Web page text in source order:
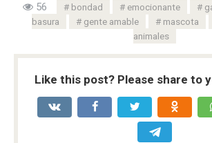
56 bondad emocionante
basura
gente amable mascota
animales
Like this post? Please share to